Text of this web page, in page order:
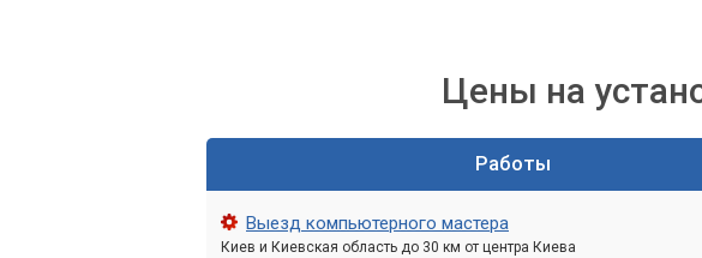
Диспетчер устройств: ваш главный
Диспетчер устройств (Device Manager) – это стандартный
просматривать все установленные аппаратные
Нажмите правой кнопкой мыши на кнопку "Пуск" и
+ X и выберите его из списка).
Цены на
Работы
Выезд компьютерного мастера
Киев и Киевская область до 30 км от центра Киева